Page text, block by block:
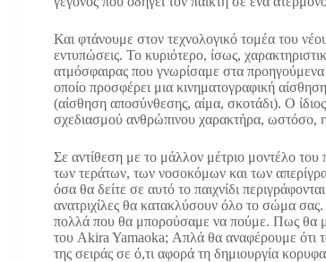
Και φτάνουμε στον τεχνολογικό τομέα του
εντυπώσεις. Το κυριότερο, ίσως,
ατμόσφαιρας που γνωρίσαμε στα προηγούμενα
οποίο προσφέρει μια κινηματογραφική
(αίσθηση αποσύνθεσης, αίμα, σκοτάδι). Ο
σχεδιασμού ανθρώπινου χαρακτήρα, ωστόσο, η
Σε αντίθεση με το μάλλον μέτριο μοντέλο του
των τεράτων, των νοσοκόμων και των
όσα θα δείτε σε αυτό το παιχνίδι
ανατριχίλες θα κατακλύσουν όλο το σώμα
πολλά που θα μπορούσαμε να πούμε. Πως θα
του Akira Yamaoka; Απλά θα αναφέρουμε ότι
της σειράς σε ό,τι αφορά τη δημιουργία